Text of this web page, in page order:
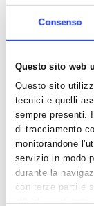
Consenso
Questo sito web
Questo sito
tecnici e quelli
sempre presenti.
di tracciamento
monitorandone
servizio in modo
durante la
con terze parti e
all'utilizzo di tutti
GIOVEDI 16
CREPET E
News /Varie